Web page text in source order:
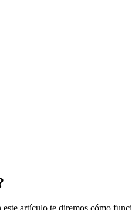
artículo te diremos cómo